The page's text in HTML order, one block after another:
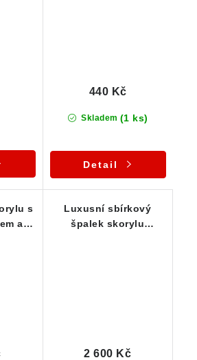
Skladem (1 ks)
440 Kč
Detail
s
a
Luxusní sbírkový
špalek skorylu
2 600 Kč